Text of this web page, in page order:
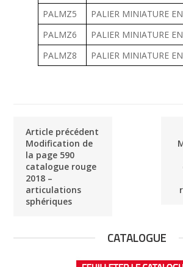
PALMZ5
PALIER MINIATURE
PALMZ6
PALIER MINIATURE
PALMZ8
PALIER MINIATURE
Article précédent
Modification de
la page 590
catalogue rouge
2018 –
articulations
sphériques
CATALOGUE